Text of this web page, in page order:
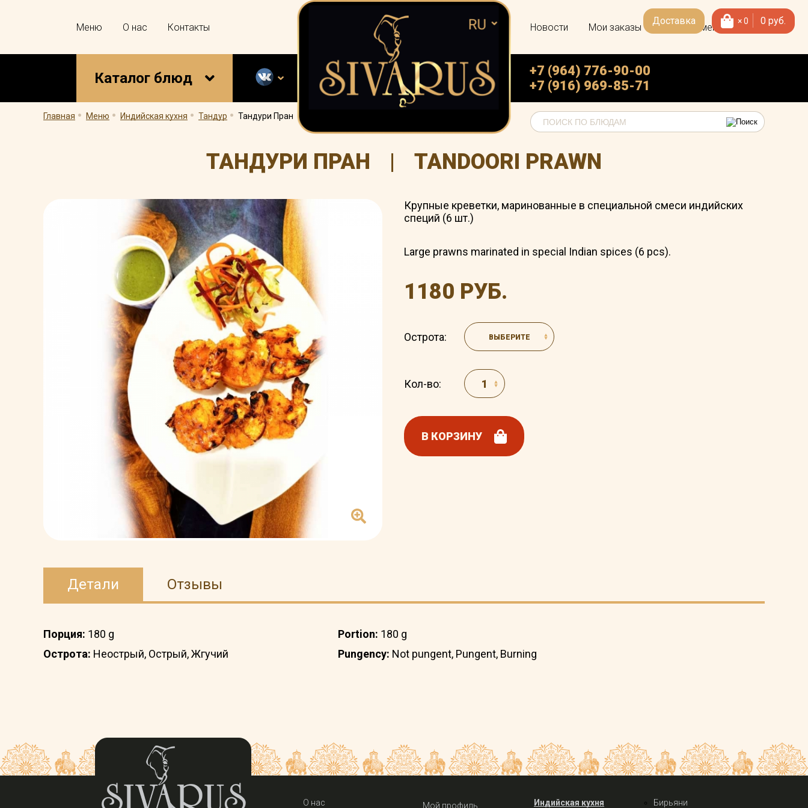
Доставка ×0 0 руб.
Меню О нас Контакты Новости Мои заказы Скачать меню
Каталог блюд
+7 (964) 776-90-00
+7 (916) 969-85-71
Главная. Меню. Индийская кухня. Тандур. Тандури Пран
ТАНДУРИ ПРАН | TANDOORI PRAWN
Крупные креветки, маринованные в специальной смеси индийских
специй (6 шт.)
Large prawns marinated in special Indian spices (6 pcs).
1180 РУБ.
Острота: ВЫБЕРИТЕ
Кол-во:
В КОРЗИНУ
Детали Отзывы
Порция: 180 g
Острота: Неострый, Острый, Жгучий
Portion: 180 g
Pungency: Not pungent, Pungent, Burning
О нас Мой профиль Индийская кухня Бирьяни